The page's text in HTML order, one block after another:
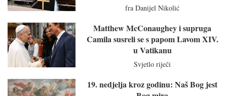
fra Danijel Nikolić
Matthew McConaughey i supruga
Camila susreli se s papom Lavom XIV.
u Vatikanu
Svjetlo riječi
19. nedjelja kroz godinu: Naš Bog jest